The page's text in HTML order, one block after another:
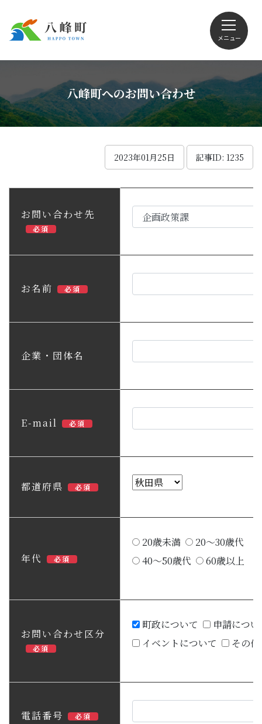
メニュー
Foreign language
観光
八峰町へのお問い合わせ
2023年01月25日 記事ID: 1235
お問い合わせ先
必須
お名前 必須
企業・団体名
E-mail 必須
都道府県 必須
年代 必須
20歳未満
20～30歳代
40～50歳代
60歳以上
お問い合わせ区分
必須
町政について
申請につ
イベントについて
その他
電話番号 必須